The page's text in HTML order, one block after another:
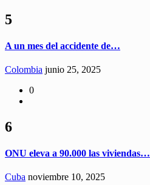
5
A un mes del accidente de…
Colombia junio 25, 2025
0
6
ONU eleva a 90.000 las viviendas…
Cuba noviembre 10, 2025